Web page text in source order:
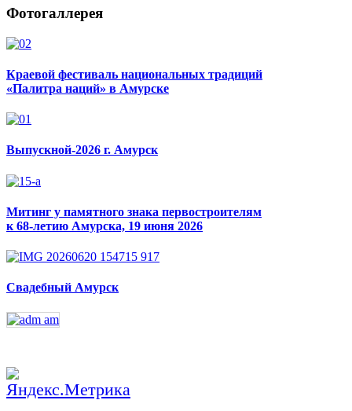
Фотогаллерея
Краевой фестиваль национальных традиций
«Палитра наций» в Амурске
Выпускной-2026 г. Амурск
Митинг у памятного знака первостроителям
к 68-летию Амурска, 19 июня 2026
Свадебный Амурск